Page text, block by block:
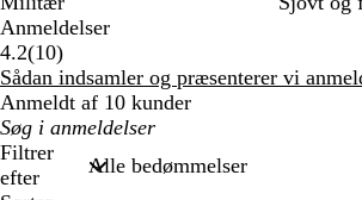
Anmeldelser
4.2(1010
anmeldelser
)
Sådan indsamler og præsenterer vi
Anmeldt af 10 kunder
Min
søgetekst
Filtrer
efter